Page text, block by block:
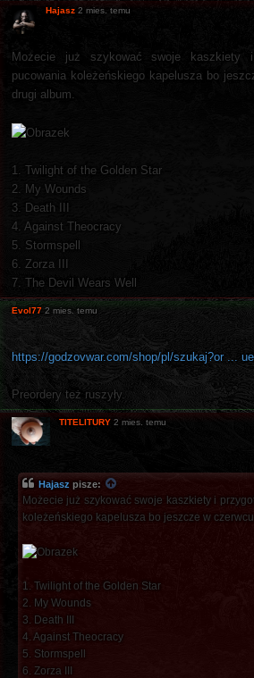
Hajasz 2 mies. temu
Możecie już szykować swoje kaszkiety
pucowania koleżeńskiego kapelusza bo
drugi album.
1. Twilight of the Golden Star
2. My Wounds
3. Death III
4. Against Theocracy
5. Stormspell
6. Zorza III
7. The Devil Wears Well
Evol77 2 mies. temu
https://godzovwar.com/shop/pl/szukaj?or ...
Preordery też ruszyły.
TITELITURY 2 mies. temu
Hajasz pisze:
Możecie już szykować swoje kaszkiety i
koleżeńskiego kapelusza bo jeszcze w
1. Twilight of the Golden Star
2. My Wounds
3. Death III
4. Against Theocracy
5. Stormspell
6. Zorza III